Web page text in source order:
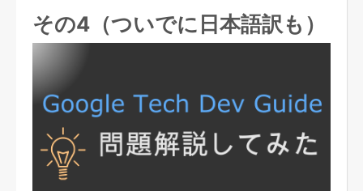
その4（ついでに日本語訳も）